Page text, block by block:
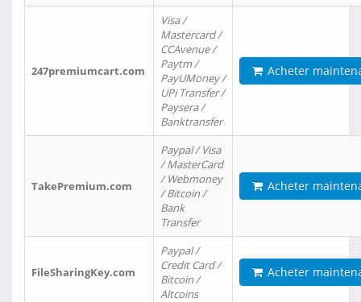
247premiumcart.com
Visa /
Mastercard /
CCAvenue /
Paytm /
PayUMoney /
UPi Transfer /
Paysera /
Banktransfer
Acheter
TakePremium.com
Paypal / Visa
/ MasterCard
/ Webmoney
/ Bitcoin /
Bank
Transfer
Acheter
FileSharingKey.com
Paypal /
Credit Card /
Bitcoin /
Altcoins
Acheter